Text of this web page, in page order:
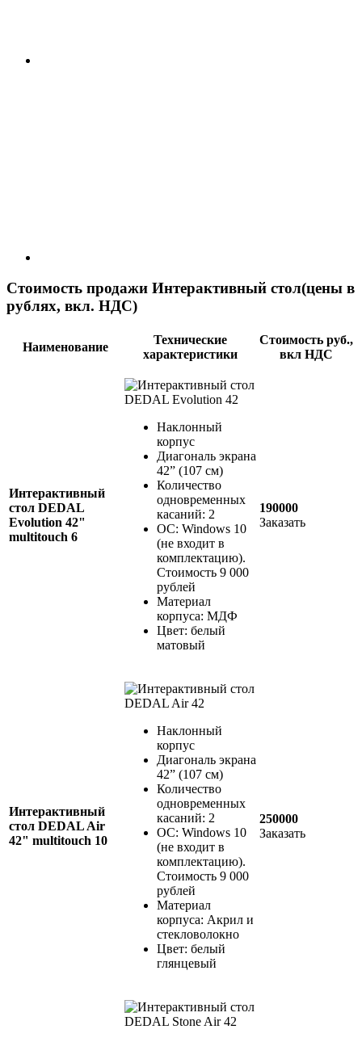
Стоимость продажи Интерактивный стол(цены в
рублях, вкл. НДС)
Наименование
Технические
характеристики
Стоимость руб.,
вкл НДС
Интерактивный
стол DEDAL
Evolution 42"
multitouch 6
Наклонный
корпус
Диагональ экрана
42” (107 см)
Количество
одновременных
касаний: 2
ОС: Windows 10
(не входит в
комплектацию).
Стоимость 9 000
рублей
Материал
корпуса: МДФ
Цвет: белый
матовый
190000
Заказать
Интерактивный
стол DEDAL Air
42" multitouch 10
Наклонный
корпус
Диагональ экрана
42” (107 см)
Количество
одновременных
касаний: 2
ОС: Windows 10
(не входит в
комплектацию).
Стоимость 9 000
рублей
Материал
корпуса: Акрил и
стекловолокно
Цвет: белый
глянцевый
250000
Заказать